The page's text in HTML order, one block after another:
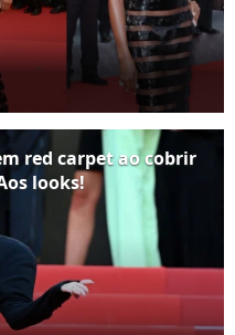
red carpet ao cobrir
looks!